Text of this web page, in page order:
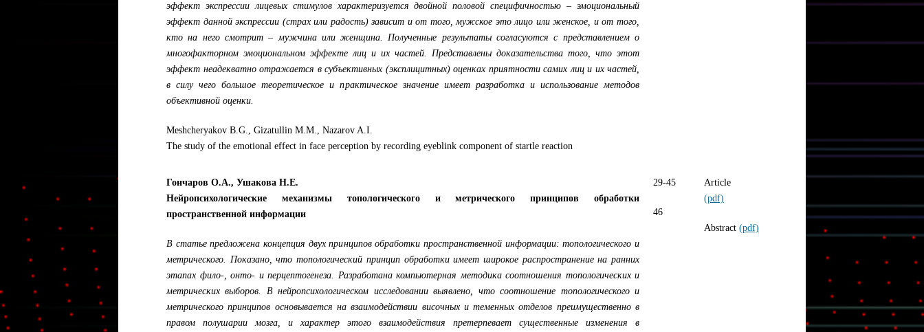
эффект экспрессии лицевых стимулов характеризуется двойной половой специфичностью – эмоциональный
эффект данной экспрессии (страх или радость) зависит и от того, мужское это лицо или женское, и от того,
кто на него смотрит – мужчина или женщина. Полученные результаты согласуются с представлением о
многофакторном эмоциональном эффекте лиц и их частей. Представлены доказательства того, что этот
эффект неадекватно отражается в субъективных (эксплицитных) оценках приятности самих лиц и их частей,
в силу чего большое теоретическое и практическое значение имеет разработка и использование методов
объективной оценки.
Meshcheryakov B.G., Gizatullin M.M., Nazarov A.I.
The study of the emotional effect in face perception by recording eyeblink component of startle reaction
Гончаров О.А., Ушакова Н.Е.
Нейропсихологические механизмы топологического и метрического принципов обработки
пространственной информации
В статье предложена концепция двух принципов обработки пространственной информации: топологического и
метрического. Показано, что топологический принцип обработки имеет широкое распространение на ранних
этапах фило-, онто- и перцептогенеза. Разработана компьютерная методика соотношения топологических и
метрических выборов. В нейропсихологическом исследовании выявлено, что соотношение топологического и
метрического принципов основывается на взаимодействии височных и теменных отделов преимущественно в
правом полушарии мозга, и характер этого взаимодействия претерпевает существенные изменения в
29-45
46
Article
(pdf)
Abstract (pdf)